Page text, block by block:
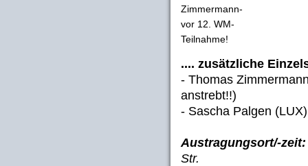
Zimmermann-
vor 12. WM-
Teilnahme!
.... zusätzliche
- Thomas
anstrebt!!)
- Sascha Palgen
Austragungsort/-zeit:
Str.